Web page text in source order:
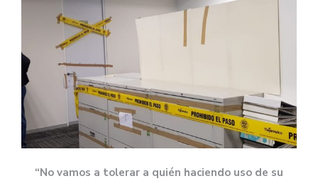
“No vamos a tolerar a quién haciendo uso de su